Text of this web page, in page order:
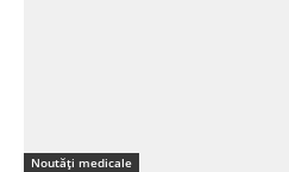
Noutăți medicale